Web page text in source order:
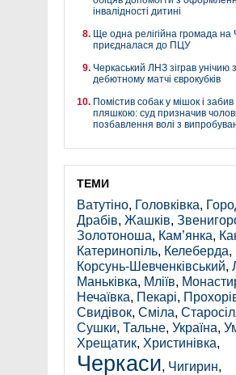
інвалідності дитині
Ще одна релігійна громада на
приєдналася до ПЦУ
Черкаський ЛНЗ зіграв унічию
дебютному матчі єврокубків
Помістив собак у мішок і забив
пляшкою: суд призначив
позбавлення волі з
ТЕМИ
Ватутіно, Головківка,
Драбів, Жашків,
Золотоноша, Кам’янка,
Катеринопіль, Келеберда,
Корсунь-Шевченківський,
Маньківка, Мліїв,
Нечаївка, Пекарі,
Свидівок, Сміла,
Сушки, Тальне, Україна,
Хрещатик, Христинівка,
Черкаси, Чигирин,